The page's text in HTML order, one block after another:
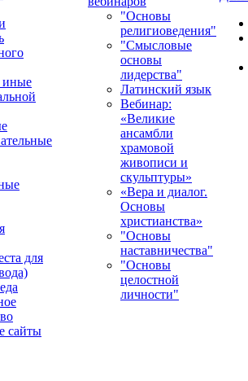
иные
для
сайты
"Основы
религиоведения"
"Смысловые
основы
лидерства"
Латинский язык
Вебинар:
«Великие
ансамбли
храмовой
живописи и
скульптуры»
«Вера и диалог.
Основы
христианства»
"Основы
наставничества"
"Основы
целостной
личности"